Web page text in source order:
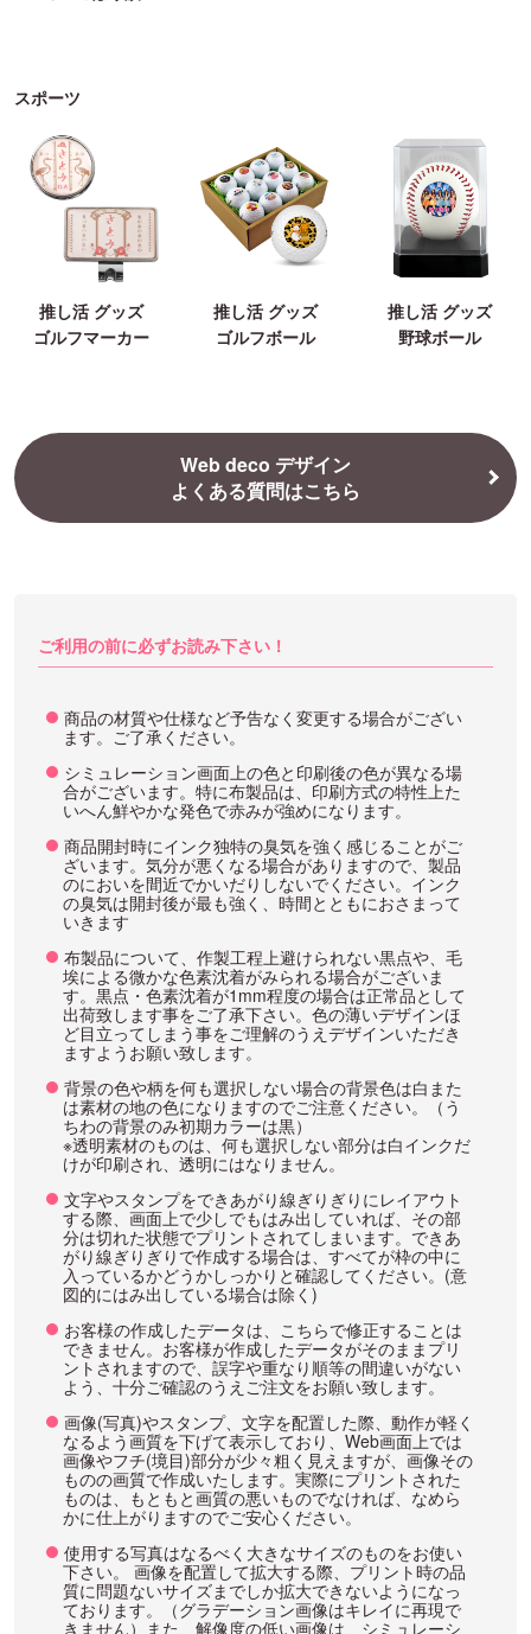
スポーツ
推し活 グッズ
ゴルフマーカー
推し活 グッズ
ゴルフボール
推し活 グッズ
野球ボール
Web deco デザイン
よくある質問はこちら
ご利用の前に必ずお読み下さい！
商品の材質や仕様など予告なく変更する場合がござい
ます。ご了承ください。
シミュレーション画面上の色と印刷後の色が異なる場
合がございます。特に布製品は、印刷方式の特性上た
いへん鮮やかな発色で赤みが強めになります。
商品開封時にインク独特の臭気を強く感じることがご
ざいます。気分が悪くなる場合がありますので、製品
のにおいを間近でかいだりしないでください。インク
の臭気は開封後が最も強く、時間とともにおさまって
いきます
布製品について、作製工程上避けられない黒点や、毛
埃による微かな色素沈着がみられる場合がございま
す。黒点・色素沈着が1mm程度の場合は正常品として
出荷致します事をご了承下さい。色の薄いデザインほ
ど目立ってしまう事をご理解のうえデザインいただき
ますようお願い致します。
背景の色や柄を何も選択しない場合の背景色は白また
は素材の地の色になりますのでご注意ください。（う
ちわの背景のみ初期カラーは黒）
※透明素材のものは、何も選択しない部分は白インクだ
けが印刷され、透明にはなりません。
文字やスタンプをできあがり線ぎりぎりにレイアウト
する際、画面上で少しでもはみ出していれば、その部
分は切れた状態でプリントされてしまいます。できあ
がり線ぎりぎりで作成する場合は、すべてが枠の中に
入っているかどうかしっかりと確認してください。(意
図的にはみ出している場合は除く)
お客様の作成したデータは、こちらで修正することは
できません。お客様が作成したデータがそのままプリ
ントされますので、誤字や重なり順等の間違いがない
よう、十分ご確認のうえご注文をお願い致します。
画像(写真)やスタンプ、文字を配置した際、動作が軽く
なるよう画質を下げて表示しており、Web画面上では
画像やフチ(境目)部分が少々粗く見えますが、画像その
ものの画質で作成いたします。実際にプリントされた
ものは、もともと画質の悪いものでなければ、なめら
かに仕上がりますのでご安心ください。
使用する写真はなるべく大きなサイズのものをお使い
下さい。 画像を配置して拡大する際、プリント時の品
質に問題ないサイズまでしか拡大できないようになっ
ております。（グラデーション画像はキレイに再現で
きません）また、解像度の低い画像は、シミュレーシ